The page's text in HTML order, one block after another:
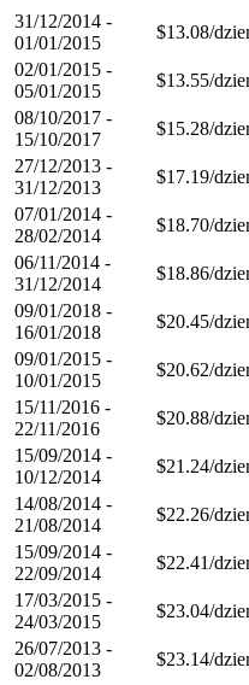
31/12/2014 -
01/01/2015
$13.08/
02/01/2015 -
05/01/2015
$13.55/
08/10/2017 -
15/10/2017
$15.28/
27/12/2013 -
31/12/2013
$17.19/
07/01/2014 -
28/02/2014
$18.70/
06/11/2014 -
31/12/2014
$18.86/
09/01/2018 -
16/01/2018
$20.45/
09/01/2015 -
10/01/2015
$20.62/
15/11/2016 -
22/11/2016
$20.88/
15/09/2014 -
10/12/2014
$21.24/
14/08/2014 -
21/08/2014
$22.26/
15/09/2014 -
22/09/2014
$22.41/
17/03/2015 -
24/03/2015
$23.04/
26/07/2013 -
02/08/2013
$23.14/